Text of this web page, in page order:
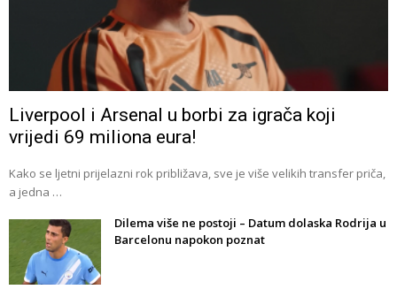
Liverpool i Arsenal u borbi za igrača koji
vrijedi 69 miliona eura!
Kako se ljetni prijelazni rok približava, sve je više velikih transfer priča,
a jedna …
Dilema više ne postoji – Datum dolaska Rodrija u
Barcelonu napokon poznat